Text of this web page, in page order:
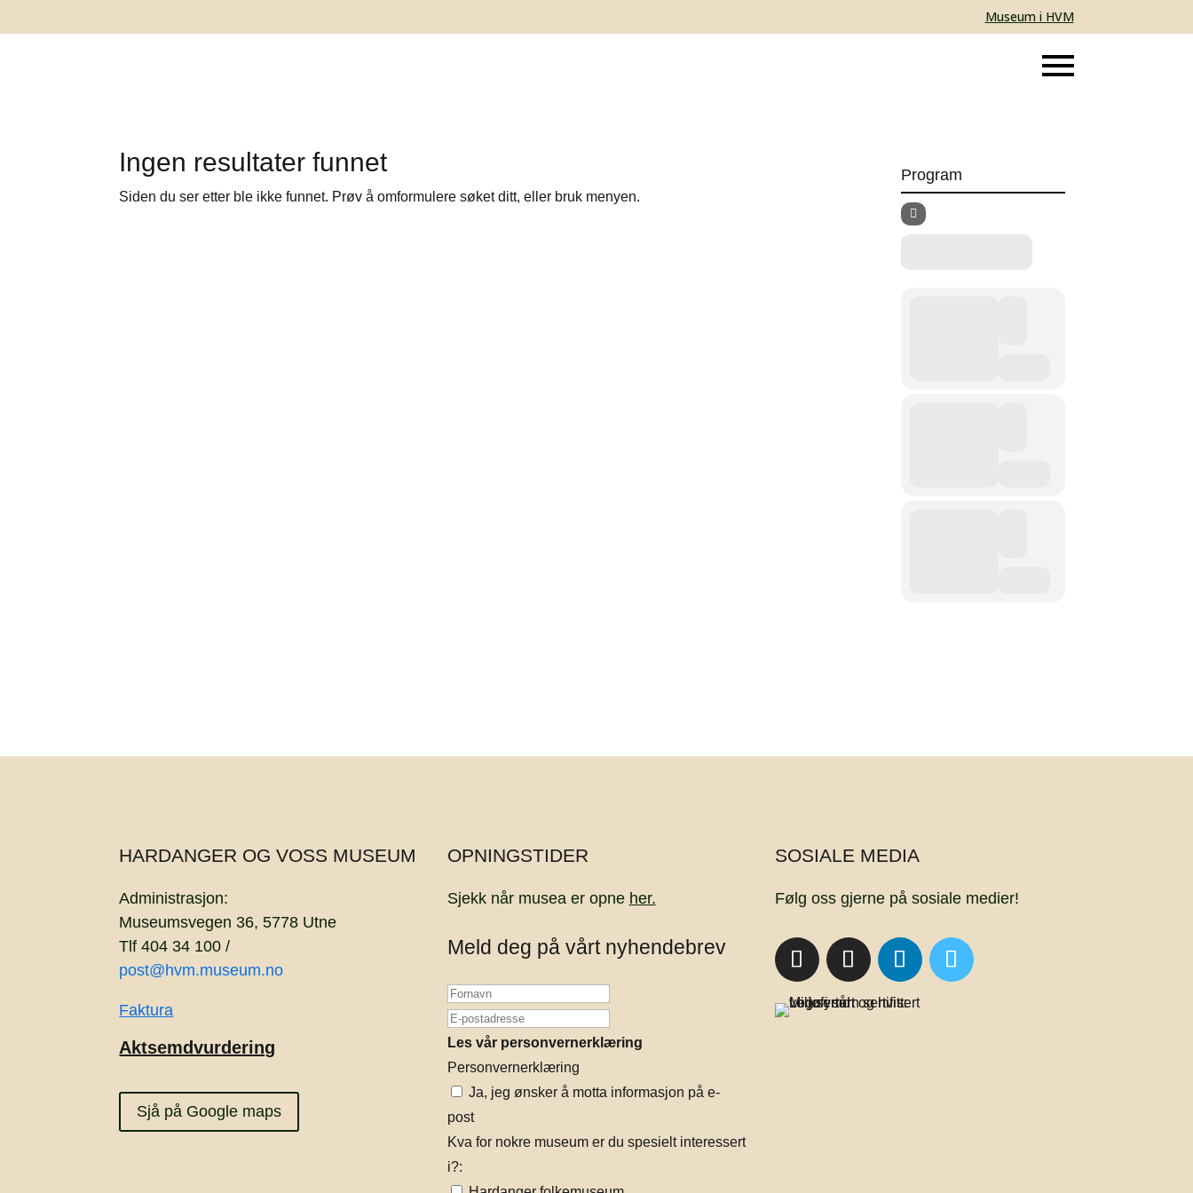
Museum i HVM
Ingen resultater funnet
Siden du ser etter ble ikke funnet. Prøv å omformulere søket ditt, eller bruk menyen.
Program
HARDANGER OG VOSS MUSEUM
Administrasjon:
Museumsvegen 36, 5778 Utne
Tlf 404 34 100 /
post@hvm.museum.no
Faktura
Aktsemdvurdering
Sjå på Google maps
OPNINGSTIDER
Sjekk når musea er opne her.
Meld deg på vårt nyhendebrev
Les vår personvernerklæring
Personvernerklæring
Ja, jeg ønsker å motta informasjon på e-
post
Kva for nokre museum er du spesielt interessert
i?:
SOSIALE MEDIA
Følg oss gjerne på sosiale medier!